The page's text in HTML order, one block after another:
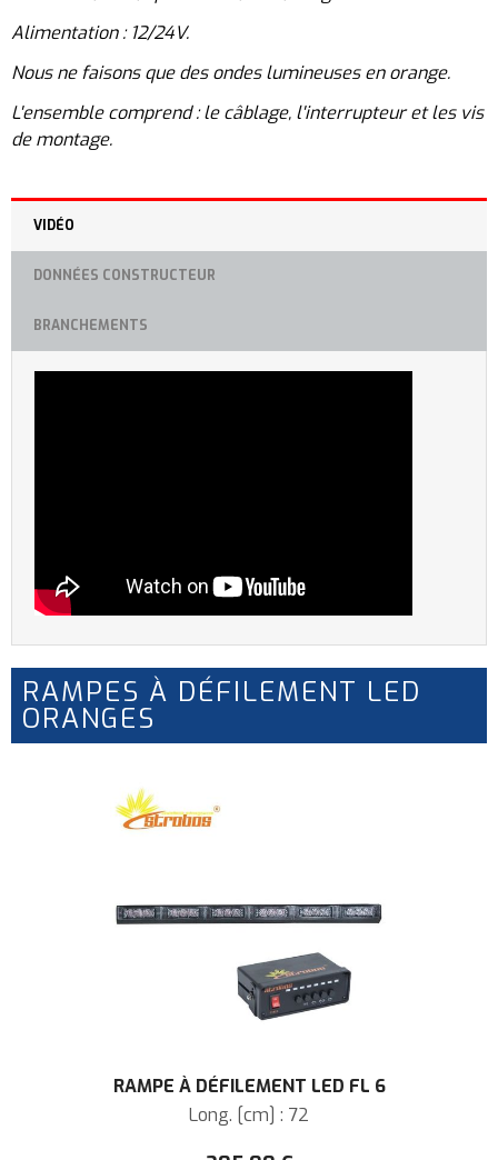
Alimentation : 12/24V.
Nous ne faisons que des ondes lumineuses en orange.
L'ensemble comprend : le câblage, l'interrupteur et les vis
de montage.
VIDÉO
DONNÉES CONSTRUCTEUR
BRANCHEMENTS
RAMPES À DÉFILEMENT LED
ORANGES
RAMPE À DÉFILEMENT LED FL 6
Long. [cm] : 72